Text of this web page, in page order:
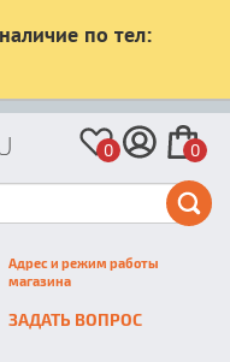
по тел:
0 0
Адрес и режим работы
магазина
ЗАДАТЬ ВОПРОС